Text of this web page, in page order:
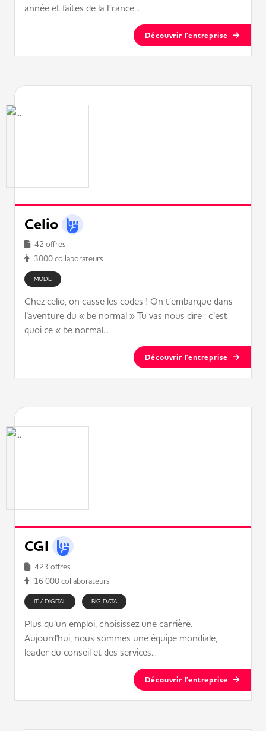
année et faites de la France...
Découvrir l'entreprise
Celio
42 offres
3000 collaborateurs
MODE
Chez celio, on casse les codes ! On t’embarque dans
l’aventure du « be normal » Tu vas nous dire : c’est
quoi ce « be normal...
Découvrir l'entreprise
CGI
423 offres
16 000 collaborateurs
IT / DIGITAL BIG DATA
Plus qu’un emploi, choisissez une carrière.
Aujourd'hui, nous sommes une équipe mondiale,
leader du conseil et des services...
Découvrir l'entreprise